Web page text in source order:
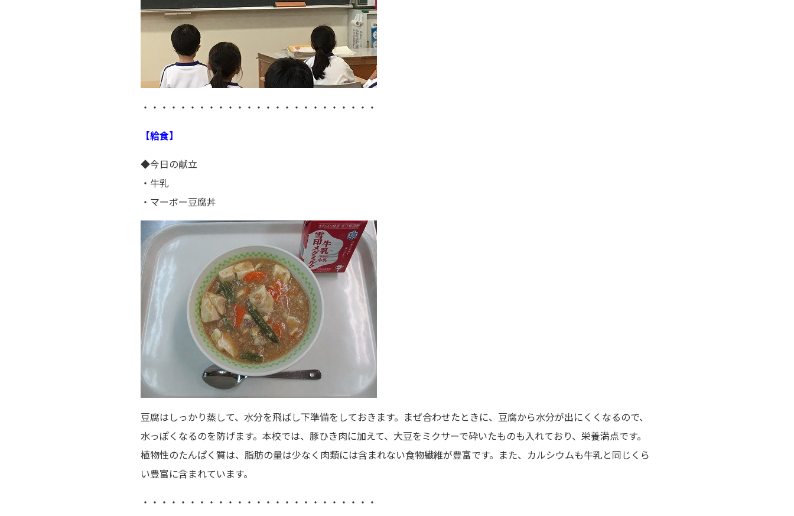
・・・・・・・・・・・・・・・・・・・・・・・・・
【給食】
◆今日の献立
・牛乳
・マーボー豆腐丼
豆腐はしっかり蒸して、水分を飛ばし下準備をしておきます。まぜ合わせたときに、豆腐から水分が出にくくなるので、
水っぽくなるのを防げます。本校では、豚ひき肉に加えて、大豆をミクサーで砕いたものも入れており、栄養満点です。
植物性のたんぱく質は、脂肪の量は少なく肉類には含まれない食物繊維が豊富です。また、カルシウムも牛乳と同じくら
い豊富に含まれています。
・・・・・・・・・・・・・・・・・・・・・・・・・